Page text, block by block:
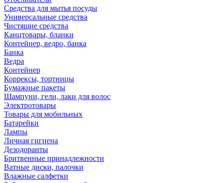
Средства для мытья посуды
Универсальные средства
Чистящие средства
Канцтовары, бланки
Контейнер, ведро, банка
Банка
Ведра
Контейнер
Коррексы, тортницы
Бумажные пакеты
Шампуни, гели, лаки для волос
Электротовары
Товары для мобильных
Батарейки
Лампы
Личная гигиена
Дезодоранты
Бритвенные принадлежности
Ватные диски, палочки
Влажные салфетки